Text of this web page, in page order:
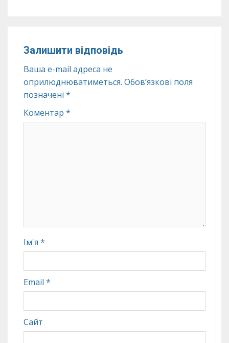
Залишити відповідь
Ваша e-mail адреса не
оприлюднюватиметься. Обов’язкові поля
позначені *
Коментар *
Ім'я *
Email *
Сайт